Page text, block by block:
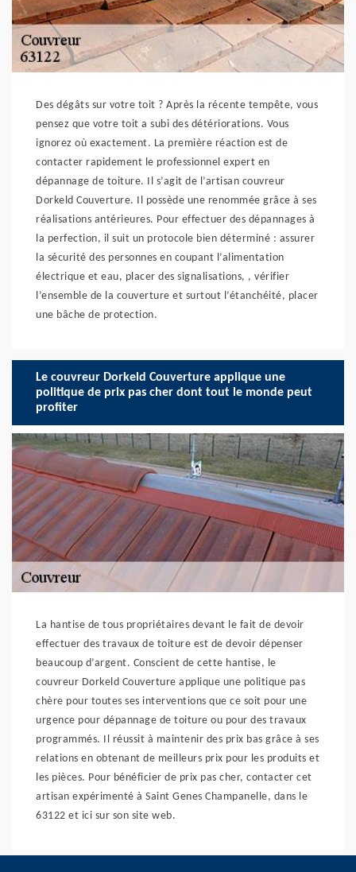
Des dégâts sur votre toit ? Après la récente tempête, vous
pensez que votre toit a subi des détériorations. Vous
ignorez où exactement. La première réaction est de
contacter rapidement le professionnel expert en
dépannage de toiture. Il s’agit de l’artisan couvreur
Dorkeld Couverture. Il possède une renommée grâce à ses
réalisations antérieures. Pour effectuer des dépannages à
la perfection, il suit un protocole bien déterminé : assurer
la sécurité des personnes en coupant l’alimentation
électrique et eau, placer des signalisations, , vérifier
l’ensemble de la couverture et surtout l’étanchéité, placer
une bâche de protection.
Le couvreur Dorkeld Couverture applique une
politique de prix pas cher dont tout le monde peut
profiter
La hantise de tous propriétaires devant le fait de devoir
effectuer des travaux de toiture est de devoir dépenser
beaucoup d’argent. Conscient de cette hantise, le
couvreur Dorkeld Couverture applique une politique pas
chère pour toutes ses interventions que ce soit pour une
urgence pour dépannage de toiture ou pour des travaux
programmés. Il réussit à maintenir des prix bas grâce à ses
relations en obtenant de meilleurs prix pour les produits et
les pièces. Pour bénéficier de prix pas cher, contacter cet
artisan expérimenté à Saint Genes Champanelle, dans le
63122 et ici sur son site web.